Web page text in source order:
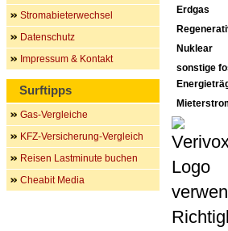
Erdgas
Nuklear
sonstige
Stromabieterwechsel
Datenschutz
Impressum & Kontakt
Surftipps
Gas-Vergleiche
KFZ-Versicherung-Vergleich
Reisen Lastminute buchen
Cheabit Media